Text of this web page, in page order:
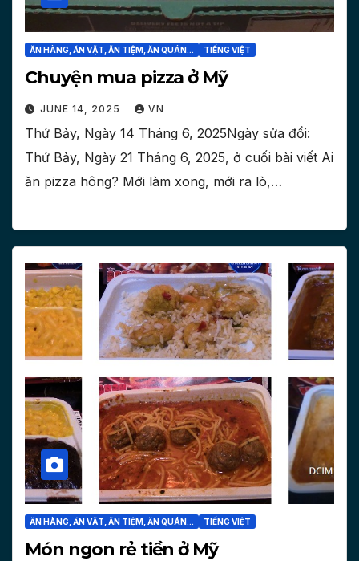
ĂN HÀNG, ĂN VẶT, ĂN TIỆM, ĂN QUÁN... TIẾNG VIỆT
Chuyện mua pizza ở Mỹ
JUNE 14, 2025 VN
Thứ Bảy, Ngày 14 Tháng 6, 2025Ngày sửa đổi:
Thứ Bảy, Ngày 21 Tháng 6, 2025, ở cuối bài viết Ai
ăn pizza hông? Mới làm xong, mới ra lò,…
ĂN HÀNG, ĂN VẶT, ĂN TIỆM, ĂN QUÁN... TIẾNG VIỆT
Món ngon rẻ tiền ở Mỹ